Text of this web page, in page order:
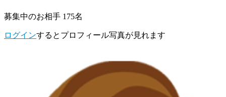
募集中のお相手 175名
ログインするとプロフィール写真が見れます